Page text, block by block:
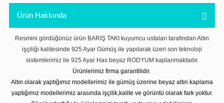
Ürün Hakkında
Resmini gördüğünüz ürün BARIŞ TAKI kuyumcu ustaları tarafından Altın
işçiliği kalitesinde 925 Ayar Gümüş ile yapılarak üzeri son teknoloji
sistemlerimiz ile 925 Ayar Has beyaz RODYUM kaplanmaktadır.
Ürünlerimiz firma garantilidir.
Altın olarak yaptığımız modellerimiz ile gümüş üzerine beyaz altın kaplama
yaptığımız modellerimiz arasında işçilik,kalite ve görüntü olarak fark yoktur.